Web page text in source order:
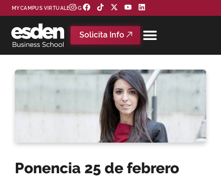
MYCAMPUS VIRTUAL BLOG
Solicita Info
Ponencia 25 de febrero